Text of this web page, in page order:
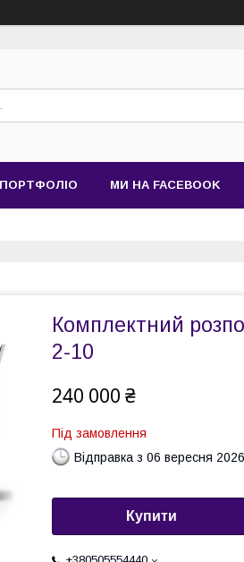
ПОРТФОЛІО МИ НА FACEBOOK
Комплектний
2-10
240 000 ₴
Під замовлення
Відправка з 06 вересня 2026
Купити